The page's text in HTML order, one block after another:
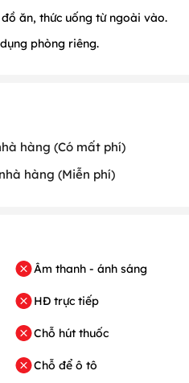
ăn, thức uống từ ngoài vào.
phòng riêng.
hàng (Có mất phí)
hàng (Miễn phí)
Âm thanh - ánh sáng
HĐ trực tiếp
Chỗ hút thuốc
Chỗ để ô tô